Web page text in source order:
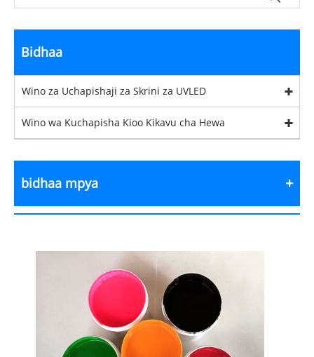
Bidhaa
Wino za Uchapishaji za Skrini za UVLED
Wino wa Kuchapisha Kioo Kikavu cha Hewa
bidhaa mpya